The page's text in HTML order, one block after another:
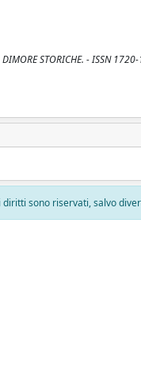
STORICHE. - ISSN
sono riservati, salvo